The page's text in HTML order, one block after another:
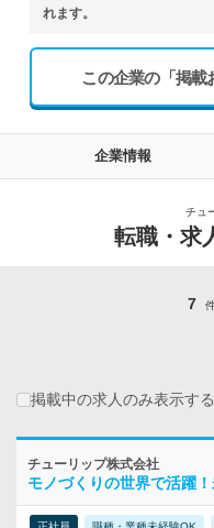
れます。
この企業の「掲載
企業情報
チュ
転職・求
7
掲載中の求人のみ表示する
チューリップ株式会社
モノづくりの世界で活躍